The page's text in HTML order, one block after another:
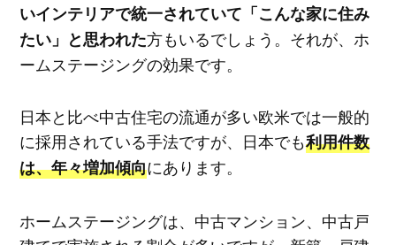
いインテリアで統一されていて「こんな家に住み
たい」と思われた方もいるでしょう。それが、ホ
ームステージングの効果です。
日本と比べ中古住宅の流通が多い欧米では一般的
に採用されている手法ですが、日本でも利用件数
は、年々増加傾向にあります。
ホームステージングは、中古マンション、中古戸